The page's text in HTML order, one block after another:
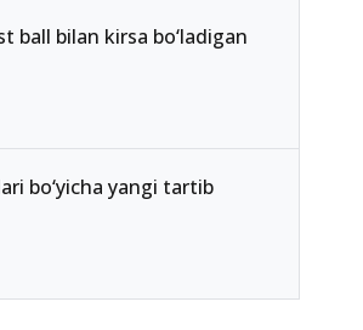
ball bilan kirsa bo‘ladigan
bo‘yicha yangi tartib